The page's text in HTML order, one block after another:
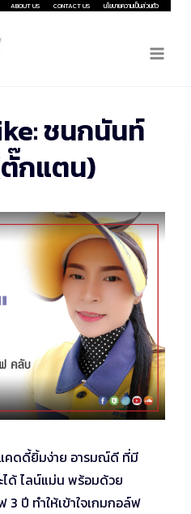
ABOUT US CONTACT US นโยบายความเป็นส่วนตัว
ชนกนันท์
กแตน)
คดดี้ยิ้มง่าย อารมณ์ดี ที่มี
ด้ ไลน์แม่น พร้อมด้วย
3 ปี ทำให้เข้าใจเกมกอล์ฟ